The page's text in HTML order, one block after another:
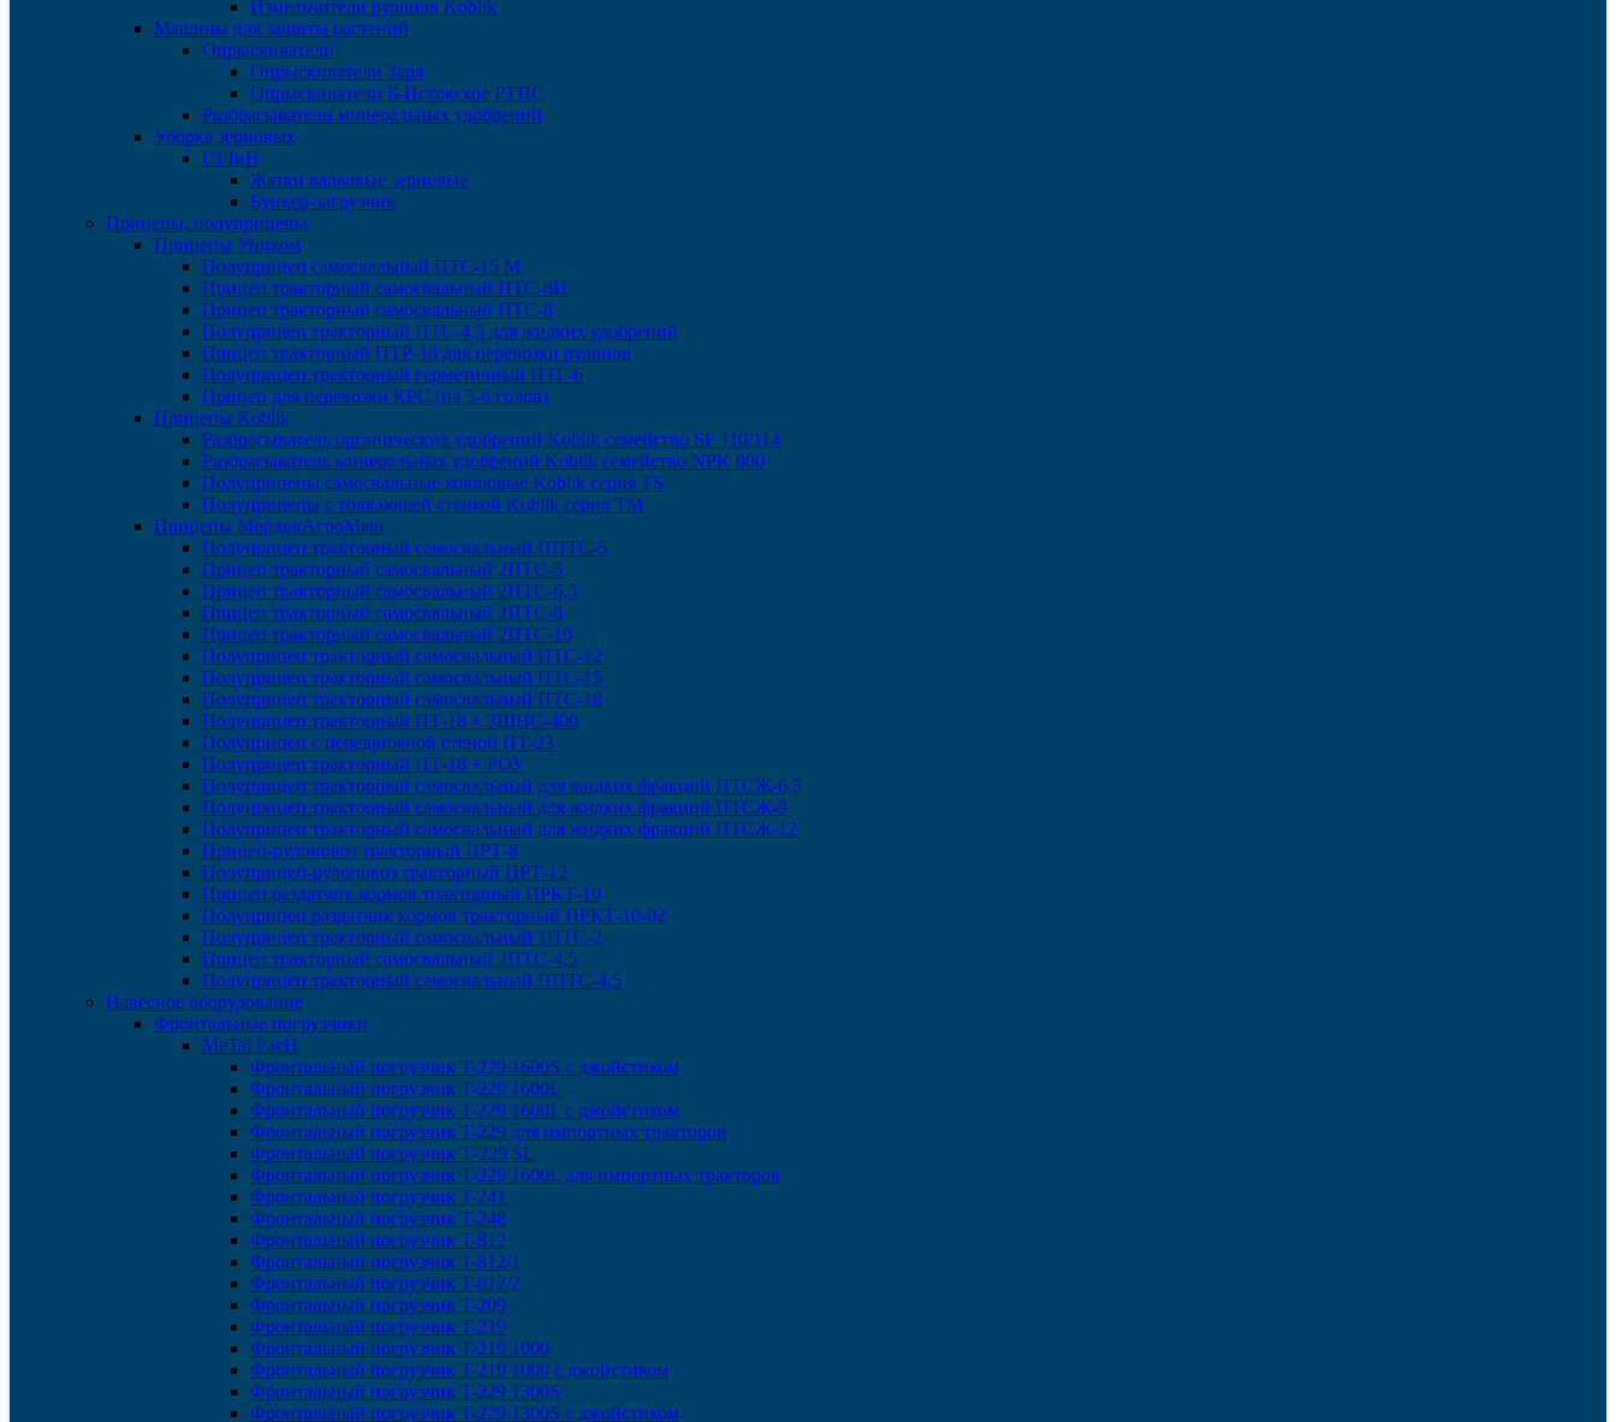
Измельчители рулонов Koblik
Машины для защиты растений
Опрыскиватели
Опрыскиватели Заря
Опрыскиватели Б-Истокское РТПС
Разбрасыватели минеральных удобрений
Уборка зерновых
ГЗЛиН
Жатки валковые зерновые
Бункер-загрузчик
Прицепы, полуприцепы
Прицепы Уником
Полуприцеп самосвальный ПТС-15 М
Прицеп тракторный самосвальный ПТС-8И
Прицеп тракторный самосвальный ПТС-8
Полуприцеп тракторный ПТС-4,5 для жидких удобрений
Прицеп тракторный ПТР-18 для перевозки рулонов
Полуприцеп тракторный герметичный ПТГ-6
Прицеп для перевозки КРС (на 5-6 голов)
Прицепы Koblik
Разбрасыватель органических удобрений Koblik семейство SF 110/114
Разбрасыватель минеральных удобрений Koblik семейство NPK 800
Полуприцепы самосвальные ковшовые Koblik серия TS
Полуприцепы с толкающей стенкой Koblik серия TM
Прицепы МордовАгроМаш
Полуприцеп тракторный самосвальный ППТС-5
Прицеп тракторный самосвальный 2ПТС-5
Прицеп тракторный самосвальный 2ПТС-6,5
Прицеп тракторный самосвальный 2ПТС-8
Прицеп тракторный самосвальный 2ПТС-10
Полуприцеп тракторный самосвальный ПТС-12
Полуприцеп тракторный самосвальный ПТС-15
Полуприцеп тракторный самосвальный ПТС-18
Полуприцеп тракторный ПТ-18 + ЗШНС-400
Полуприцеп с передвижной стеной ПТ-23
Полуприцеп тракторный ПТ-18 + РОУ
Полуприцеп тракторный самосвальный для жидких фракций ПТСЖ-6,5
Полуприцеп тракторный самосвальный для жидких фракций ПТСЖ-9
Полуприцеп тракторный самосвальный для жидких фракций ПТСЖ-12
Прицеп-рулоновоз тракторный ПРТ-8
Полуприцеп-рулоновоз тракторный ПРТ-12
Прицеп раздатчик кормов тракторный ПРКТ-10
Полуприцеп раздатчик кормов тракторный ПРКТ-10-02
Полуприцеп тракторный самосвальный 1ПТС-2
Прицеп тракторный самосвальный 2ПТС-4,5
Полуприцеп тракторный самосвальный ППТС-4,5
Навесное оборудование
Фронтальные погрузчики
MeTal FacH
Фронтальный погрузчик T-229 1600S с джойстиком
Фронтальный погрузчик T-229 1600L
Фронтальный погрузчик T-229 1600L с джойстиком
Фронтальный погрузчик T-229 для импортных тракторов
Фронтальный погрузчик Т-229 SL
Фронтальный погрузчик T-229 1600L для импортных тракторов
Фронтальный погрузчик T-241
Фронтальный погрузчик T-248
Фронтальный погрузчик T-812
Фронтальный погрузчик T-812/1
Фронтальный погрузчик T-812/2
Фронтальный погрузчик T-209
Фронтальный погрузчик T-219
Фронтальный погрузчик T-219 1000
Фронтальный погрузчик T-219 1000 с джойстиком
Фронтальный погрузчик T-229 1300S
Фронтальный погрузчик T-229 1300S с джойстиком